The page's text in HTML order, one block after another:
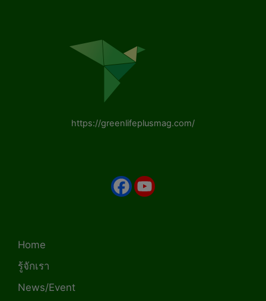
https://greenlifeplusmag.com/
Home
รู้จักเรา
News/Event